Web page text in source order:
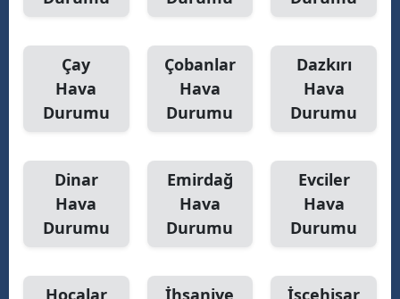
Kastamonu
Kırklareli
Kırşehir
Çay
Hava
Durumu
Çobanlar
Hava
Durumu
Dazkırı
Hava
Durumu
Dinar
Hava
Durumu
Emirdağ
Hava
Durumu
Evciler
Hava
Durumu
Hocalar
İhsaniye
İscehisar